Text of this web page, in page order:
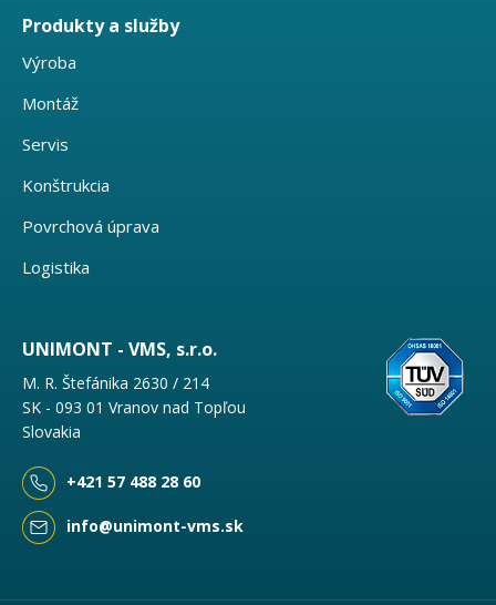
Produkty a služby
Výroba
Montáž
Servis
Konštrukcia
Povrchová úprava
Logistika
UNIMONT - VMS, s.r.o.
M. R. Štefánika 2630 / 214
SK - 093 01 Vranov nad Topľou
Slovakia
+421 57 488 28 60
info@unimont-vms.sk